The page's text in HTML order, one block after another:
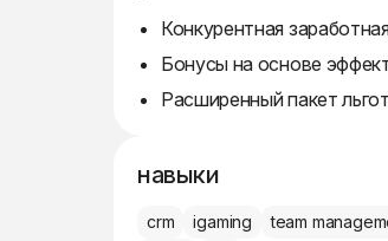
Конкурентная
Бонусы на основе
Расширенный пакет
навыки
crm igaming team